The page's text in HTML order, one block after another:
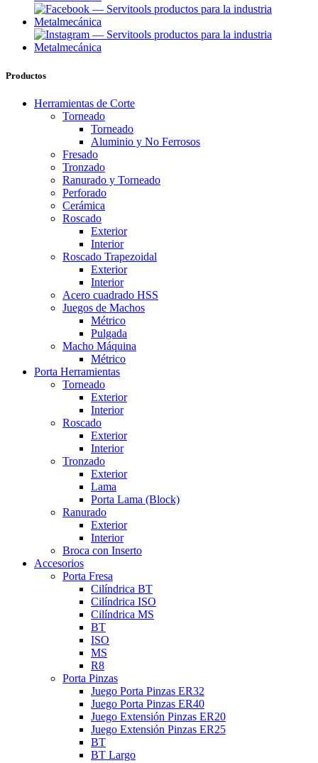
Productos
Herramientas de Corte
Torneado
Torneado
Aluminio y No Ferrosos
Fresado
Tronzado
Ranurado y Torneado
Perforado
Cerámica
Roscado
Exterior
Interior
Roscado Trapezoidal
Exterior
Interior
Acero cuadrado HSS
Juegos de Machos
Métrico
Pulgada
Macho Máquina
Métrico
Porta Herramientas
Torneado
Exterior
Interior
Roscado
Exterior
Interior
Tronzado
Exterior
Lama
Porta Lama (Block)
Ranurado
Exterior
Interior
Broca con Inserto
Accesorios
Porta Fresa
Cilíndrica BT
Cilíndrica ISO
Cilíndrica MS
BT
ISO
MS
R8
Porta Pinzas
Juego Porta Pinzas ER32
Juego Porta Pinzas ER40
Juego Extensión Pinzas ER20
Juego Extensión Pinzas ER25
BT
BT Largo